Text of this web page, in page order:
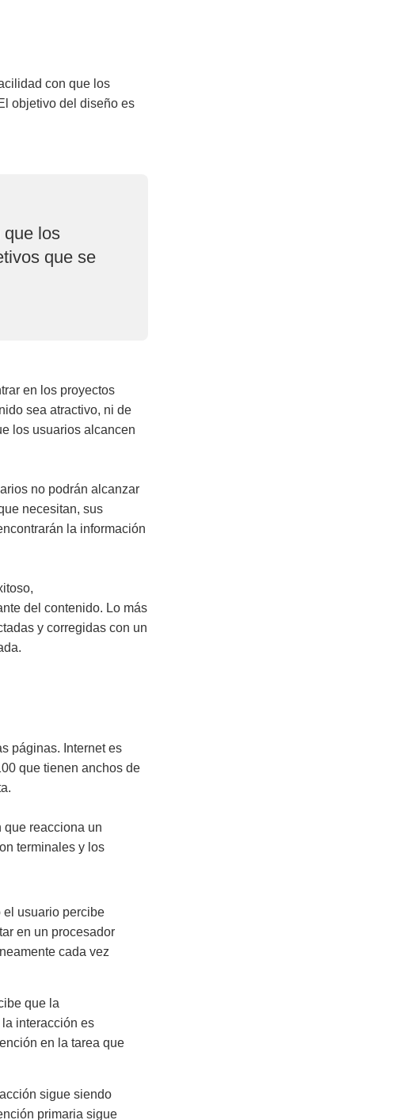
con que los
objetivo del diseño es
que los
que se
en los proyectos
sea atractivo, ni de
los usuarios alcancen
no podrán alcanzar
necesitan, sus
la información
del contenido. Lo más
y corregidas con un
páginas. Internet es
que tienen anchos de
reacciona un
terminales y los
el usuario percibe
en un procesador
cada vez
que la
interacción es
en la tarea que
sigue siendo
primaria sigue